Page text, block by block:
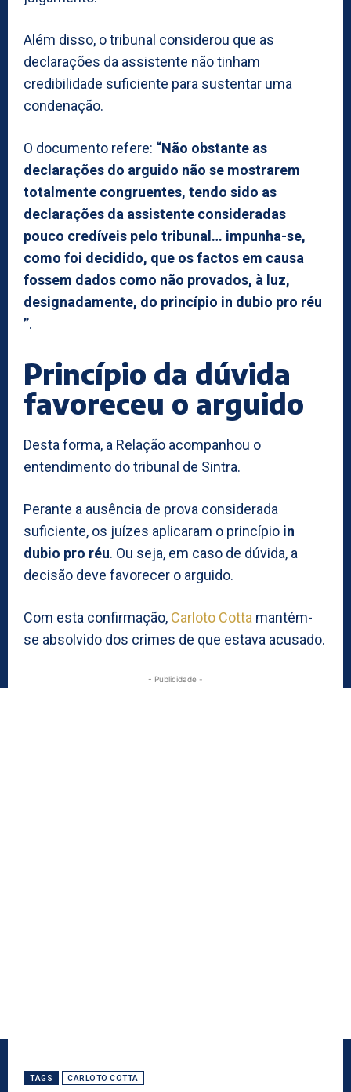
Além disso, o tribunal considerou que as
declarações da assistente não tinham
credibilidade suficiente para sustentar uma
condenação.
O documento refere: “Não obstante as
declarações do arguido não se mostrarem
totalmente congruentes, tendo sido as
declarações da assistente consideradas
pouco credíveis pelo tribunal… impunha-se,
como foi decidido, que os factos em causa
fossem dados como não provados, à luz,
designadamente, do princípio in dubio pro réu
”.
Princípio da dúvida
favoreceu o arguido
Desta forma, a Relação acompanhou o
entendimento do tribunal de Sintra.
Perante a ausência de prova considerada
suficiente, os juízes aplicaram o princípio in
dubio pro réu. Ou seja, em caso de dúvida, a
decisão deve favorecer o arguido.
Com esta confirmação, Carloto Cotta mantém-
se absolvido dos crimes de que estava acusado.
- Publicidade -
TAGS CARLOTO COTTA